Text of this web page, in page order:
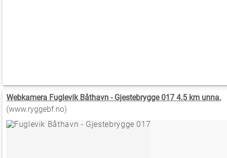
Webkamera Fuglevik Båthavn - Gjestebrygge 017 4.5 km unna.
(www.ryggebf.no)